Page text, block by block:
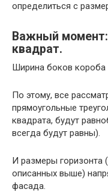
определиться с
Важный момент:
квадрат.
Ширина боков короба
По этому, все
прямоугольные
квадрата, будут
всегда будут равны).
И размеры горизонта
описанных выше)
фасада.